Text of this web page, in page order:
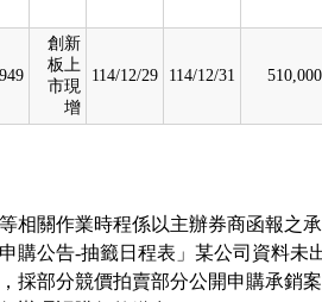
創新
板上
市現
增
114/12/29 114/12/31 510,000
相關作業時程係以主辦券商函報之
購公告-抽籤日程表」某公司資料未
採部分競價拍賣部分公開申購承